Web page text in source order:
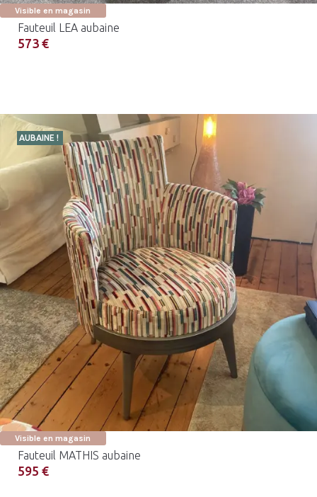
Visible en magasin
Fauteuil LEA aubaine
573 €
AUBAINE !
Visible en magasin
Fauteuil MATHIS aubaine
595 €